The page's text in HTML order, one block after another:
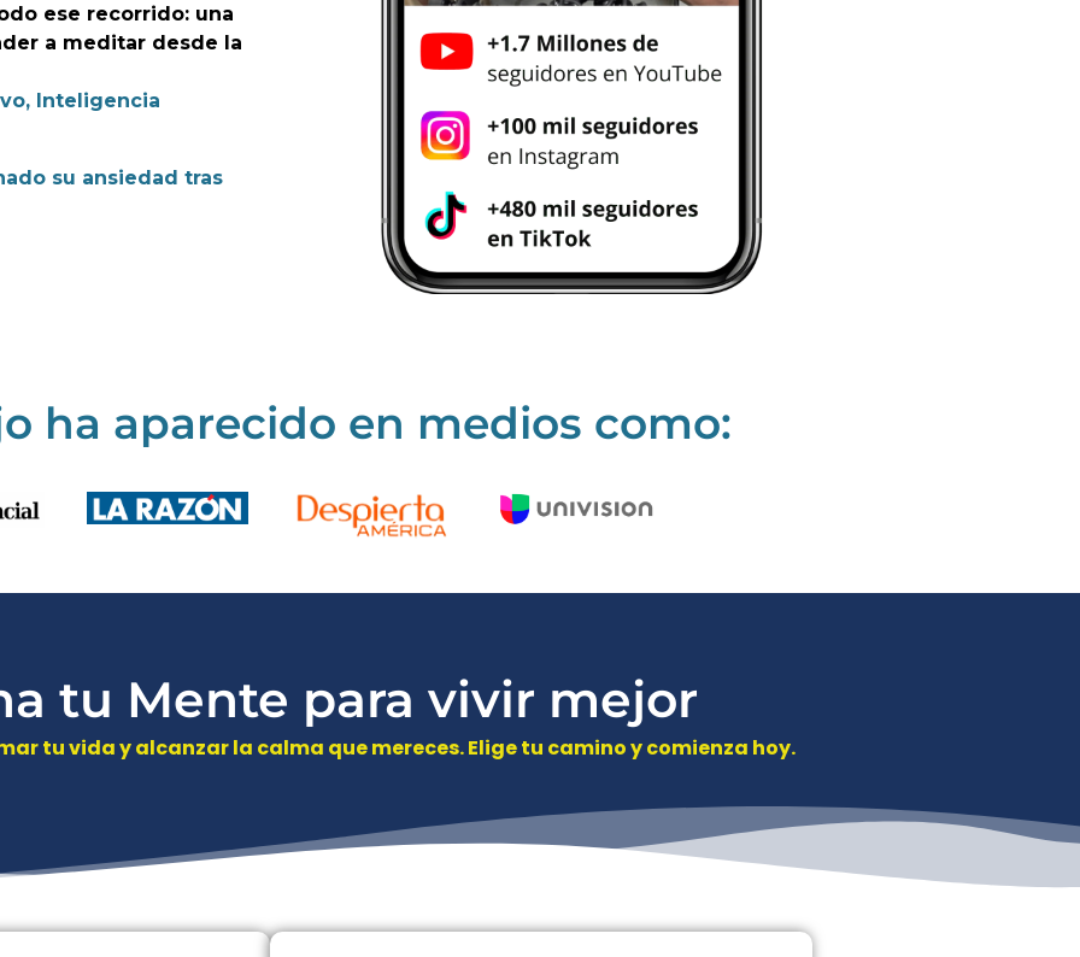
ese recorrido: una
a meditar desde la
Inteligencia
su ansiedad tras
ha aparecido en medios como:
tu Mente para vivir mejor
tu vida y alcanzar la calma que mereces.Elige tu camino y comienza hoy.